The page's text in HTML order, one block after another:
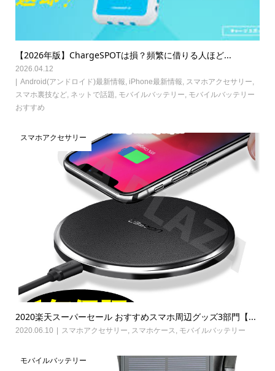
【2026年版】ChargeSPOTは損？頻繁に借りる人ほど...
2026.04.12
Android(アンドロイド)最新情報 iPhone最新情報 スマホアクセサリー
スマホ裏技など, ネットで話題 モバイルバッテリー モバイルバッテリー
おすすめ
スマホアクセサリー
2020楽天スーパーセール おすすめスマホ周辺グッズ3部門【...
2020.06.10 スマホアクセサリー, スマホケース, モバイルバッテリー
モバイルバッテリー